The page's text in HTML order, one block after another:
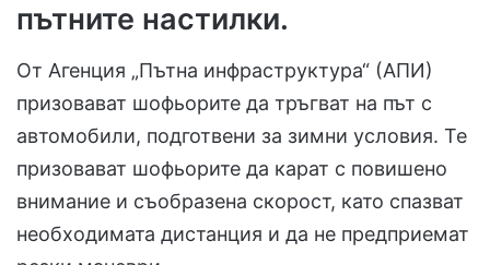
пътните настилки.
От Агенция „Пътна инфраструктура“ (АПИ)
призовават шофьорите да тръгват на път с
автомобили, подготвени за зимни условия. Те
призовават шофьорите да карат с повишено
внимание и съобразена скорост, като спазват
необходимата дистанция и да не предприемат